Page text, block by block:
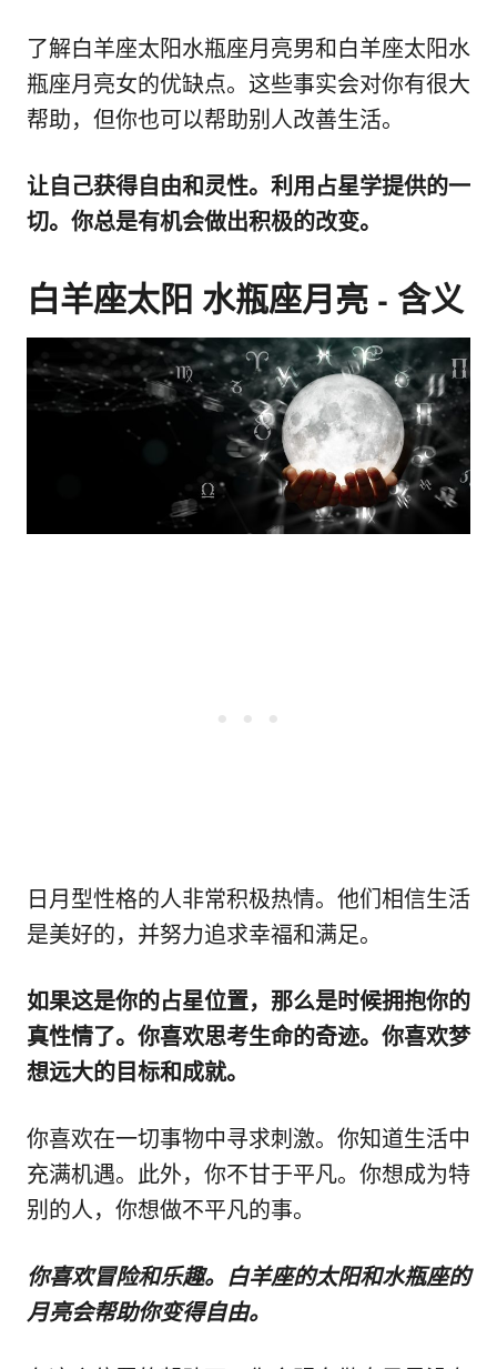
了解白羊座太阳水瓶座月亮男和白羊座太阳水
瓶座月亮女的优缺点。这些事实会对你有很大
帮助，但你也可以帮助别人改善生活。
让自己获得自由和灵性。利用占星学提供的一
切。你总是有机会做出积极的改变。
白羊座太阳 水瓶座月亮 - 含义
日月型性格的人非常积极热情。他们相信生活
是美好的，并努力追求幸福和满足。
如果这是你的占星位置，那么是时候拥抱你的
真性情了。你喜欢思考生命的奇迹。你喜欢梦
想远大的目标和成就。
你喜欢在一切事物中寻求刺激。你知道生活中
充满机遇。此外，你不甘于平凡。你想成为特
别的人，你想做不平凡的事。
你喜欢冒险和乐趣。白羊座的太阳和水瓶座的
月亮会帮助你变得自由。